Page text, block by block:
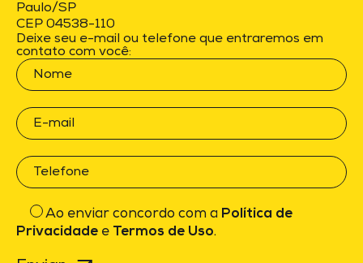
Paulo/SP
CEP 04538-110
Deixe seu e-mail ou telefone que entraremos em
contato com você:
Ao enviar concordo com a Política de
Privacidade e Termos de Uso.